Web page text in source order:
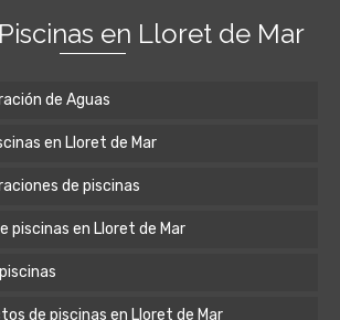
en Lloret de Mar
de Aguas
en Lloret de Mar
de piscinas
piscinas en Lloret de Mar
de piscinas en Lloret de Mar